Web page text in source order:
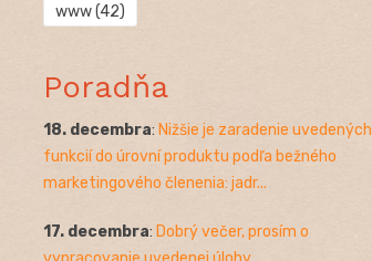
www(42)
Poradňa
18. decembra: Nižšie je zaradenie uvedených
funkcií do úrovní produktu podľa bežného
marketingového členenia: jadr...
17. decembra: Dobrý večer, prosím o